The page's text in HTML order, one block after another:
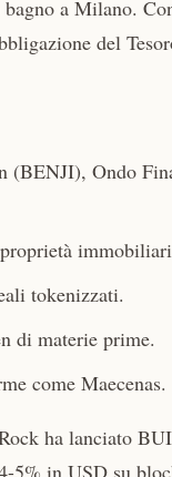
a Milano.
del
(BENJI), Ondo
tokenizzati.
di materie prime.
come Maecenas.
ha lanciato
5% in USD su